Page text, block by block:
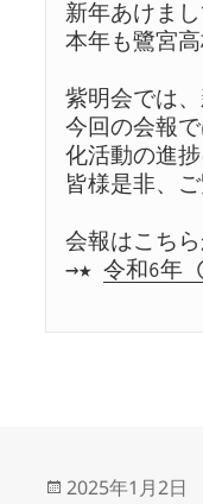
新年あけま
本年も鷺宮
紫明会では
今回の会報
化活動の進
皆様是非、
会報はこちら
→★ 令和6年
投
2025年1月2日